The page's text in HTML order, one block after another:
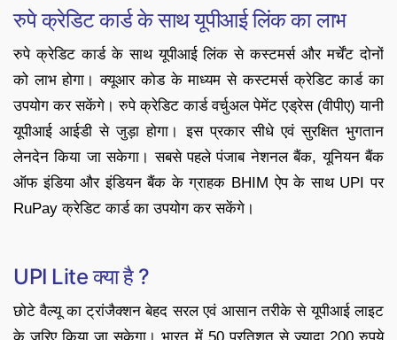
रुपे क्रेडिट कार्ड के साथ यूपीआई लिंक का लाभ
रुपे क्रेडिट कार्ड के साथ यूपीआई लिंक से कस्टमर्स और मर्चेंट दोनों
को लाभ होगा। क्यूआर कोड के माध्यम से कस्टमर्स क्रेडिट कार्ड का
उपयोग कर सकेंगे। रुपे क्रेडिट कार्ड वर्चुअल पेमेंट एड्रेस (वीपीए) यानी
यूपीआई आईडी से जुड़ा होगा। इस प्रकार सीधे एवं सुरक्षित भुगतान
लेनदेन किया जा सकेगा। सबसे पहले पंजाब नेशनल बैंक, यूनियन बैंक
ऑफ इंडिया और इंडियन बैंक के ग्राहक BHIM ऐप के साथ UPI पर
RuPay क्रेडिट कार्ड का उपयोग कर सकेंगे।
UPI Lite क्या है ?
छोटे वैल्यू का ट्रांजैक्शन बेहद सरल एवं आसान तरीके से यूपीआई लाइट